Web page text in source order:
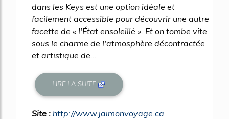
dans les Keys est une option idéale et
facilement accessible pour découvrir une autre
facette de « l'État ensoleillé ». Et on tombe vite
sous le charme de l'atmosphère décontractée
et artistique de...
LIRE LA SUITE
Site : http://www.jaimonvoyage.ca